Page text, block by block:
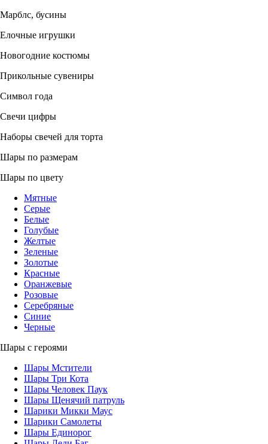
Марблс, бусины
Елочные игрушки
Новогодние костюмы
Прикольные сувениры
Символ года
Свечи цифры
Наборы свечей для торта
Шары по размерам
Шары по цвету
Мятные
Серые
Белые
Голубые
Желтые
Зеленые
Золотые
Красные
Оранжевые
Розовые
Серебряные
Синие
Черные
Шары с героями
Шары Мстители
Шары Три Кота
Шары Человек Паук
Шары Щенячий патруль
Шарики Микки Маус
Шарики Самолеты
Шары Единорог